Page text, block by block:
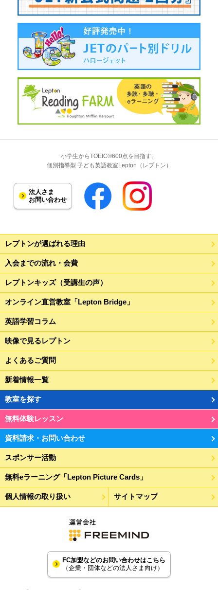
小学生からTOEIC®600点を目指す。
個別指導型 子ども英語教室Lepton（レプトン）
法人さま
お問い合わせ
レプトンが選ばれる理由
入会までの流れ・会費
レプトンキッズ（受講生の声）
オンライン直営教室「Lepton Bridge」
英語学習コラム
映像で見るレプトン
よくあるご質問
新着情報一覧
教室を探す
無料体験レッスン
資料請求・お問い合わせ
スポンサー活動
無料eラーニング「Lepton Picture Cards」
個人情報の取り扱い サイトマップ
FC加盟などのお問い合わせはこちら
（企業・団体などの法人さま向け）